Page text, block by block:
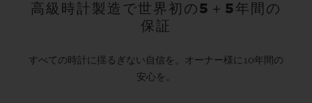
高級時計製造で世界初の5＋5年間の
保証
すべての時計に揺るぎない自信を。オーナー様に10年間の
安心を。